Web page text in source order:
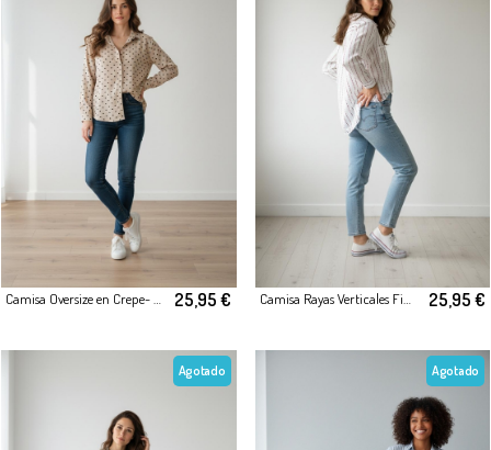
Camisa Oversize en Crepe- Estampado Polka Dot 25,95 € Camisa Rayas Verticales Finas 25,95 €
Agotado Agotado